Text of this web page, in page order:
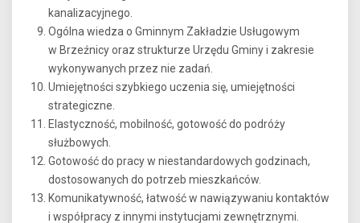
kanalizacyjnego.
Ogólna wiedza o Gminnym Zakładzie Usługowym
w Brzeźnicy oraz strukturze Urzędu Gminy i zakresie
wykonywanych przez nie zadań.
Umiejętności szybkiego uczenia się, umiejętności
strategiczne.
Elastyczność, mobilność, gotowość do podróży
służbowych.
Gotowość do pracy w niestandardowych godzinach,
dostosowanych do potrzeb mieszkańców.
Komunikatywność, łatwość w nawiązywaniu kontaktów
i współpracy z innymi instytucjami zewnętrznymi.